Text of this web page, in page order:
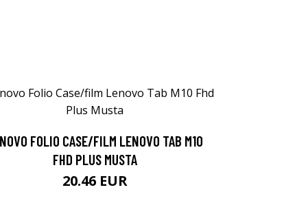
FOLIO CASE/FILM LENOVO TAB M10
FHD PLUS MUSTA
20.46 EUR